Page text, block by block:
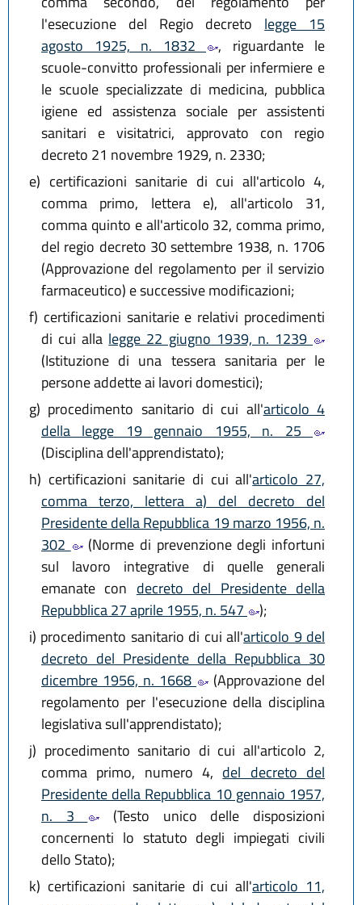
l'esecuzione del Regio decreto legge 15
agosto 1925, n. 1832
, riguardante le
scuole-convitto professionali per infermiere e
le scuole specializzate di medicina, pubblica
igiene ed assistenza sociale per assistenti
sanitari e visitatrici, approvato con regio
decreto 21 novembre 1929, n. 2330;
e) certificazioni sanitarie di cui all'articolo 4,
comma primo, lettera e), all'articolo 31,
comma quinto e all'articolo 32, comma primo,
del regio decreto 30 settembre 1938, n. 1706
(Approvazione del regolamento per il servizio
farmaceutico) e successive modificazioni;
f) certificazioni sanitarie e relativi procedimenti
di cui alla legge 22 giugno 1939, n. 1239
(Istituzione di una tessera sanitaria per le
persone addette ai lavori domestici);
g) procedimento sanitario di cui all'articolo 4
della legge 19 gennaio 1955, n. 25
(Disciplina dell'apprendistato);
h) certificazioni sanitarie di cui all'articolo 27,
comma terzo, lettera a) del decreto del
Presidente della Repubblica 19 marzo 1956, n.
302
(Norme di prevenzione degli infortuni
sul lavoro integrative di quelle generali
emanate con decreto del Presidente della
Repubblica 27 aprile 1955, n. 547
);
i) procedimento sanitario di cui all'articolo 9 del
decreto del Presidente della Repubblica 30
dicembre 1956, n. 1668
(Approvazione del
regolamento per l'esecuzione della disciplina
legislativa sull'apprendistato);
j) procedimento sanitario di cui all'articolo 2,
comma primo, numero 4, del decreto del
Presidente della Repubblica 10 gennaio 1957,
n. 3
(Testo unico delle disposizioni
concernenti lo statuto degli impiegati civili
dello Stato);
k) certificazioni sanitarie di cui all'articolo 11,